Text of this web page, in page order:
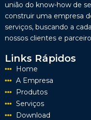
união do know-how de
construir uma empresa
serviços, buscando a
nossos clientes e
Links Rápidos
Home
A Empresa
Produtos
Serviços
Download